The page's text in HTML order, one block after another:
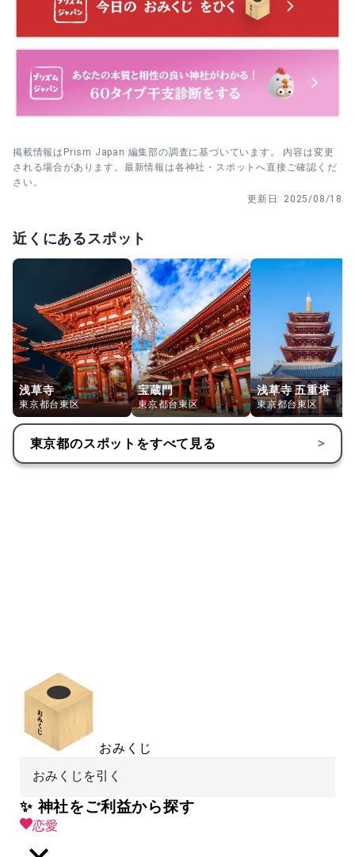
交通安全祈祷
交通安全祈祷。日々の移動や車の安全を願うご祈祷です。
所要約15分、受付は平日9:00〜16:00・土日祝9:00〜
16:30。
所要約15分。受付は平日9:00〜16:00・土日祝9:00〜
16:30、社殿にて。
風来坊 60代
掲載情報はPrism Japan 編集部の調査に基づいています。 内容は変更
される場合があります。最新情報は各神社・スポットへ直接ご確認くだ
さい。
更新日: 2025/08/18
近くにあるスポット
浅草寺
東京都台東区
宝蔵門
東京都台東区
浅草寺 五重塔
東京都台東区
東京都のスポットをすべて見る >
おみくじ
おみくじを引く
✨ 神社をご利益から探す
恋愛